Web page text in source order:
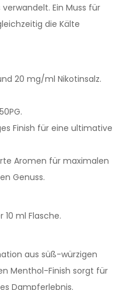
Ein Muss für
die Kälte
20 mg/ml Nikotinsalz.
Finish für eine ultimative
Aromen für maximalen
Genuss.
10 ml Flasche.
aus süß-würzigen
Menthol-Finish sorgt für
Dampferlebnis.